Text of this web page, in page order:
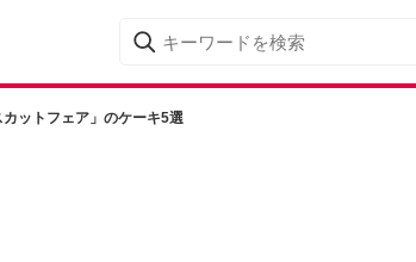
ットフェア」のケーキ5選